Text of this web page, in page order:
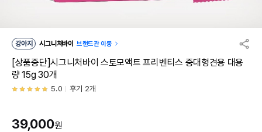
강아지 시그니처바이 브랜드관 이동
[상품중단]시그니처바이 스토모액트 프리벤티스 중대형견용 대용
량 15g 30개
5.0 후기 2개
39,000원